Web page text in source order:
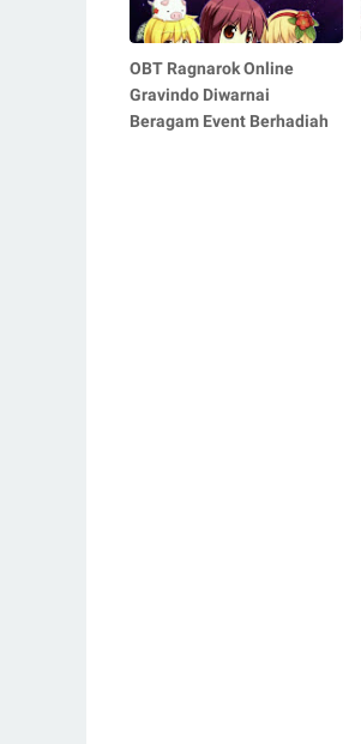
OBT Ragnarok Online
Gravindo Diwarnai
Beragam Event Berhadiah